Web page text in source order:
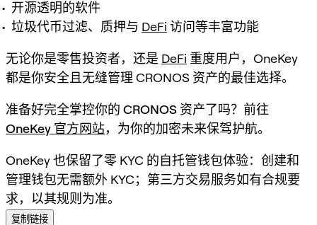
开源透明的软件
垃圾代币过滤、质押与 DeFi 访问等丰富功能
无论你是零售投资者，还是 DeFi 重度用户，OneKey
都是你安全且无缝管理 CRONOS 资产的最佳选择。
准备好完全掌控你的 CRONOS 资产了吗？前往
OneKey 官方网站，为你的加密未来保驾护航。
OneKey 也保留了零 KYC 的自托管钱包体验：创建和
管理钱包无需额外 KYC；第三方交易服务如有合规要
求，以其规则为准。
复制链接